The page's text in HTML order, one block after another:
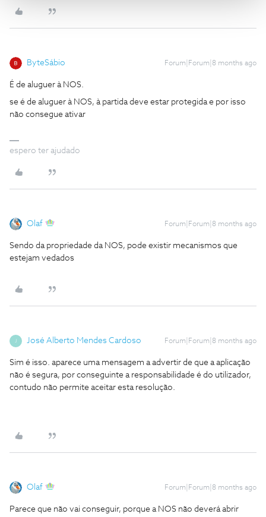
ByteSábio Forum|Forum|8 months ago
É de aluguer à NOS.
se é de aluguer à NOS, à partida deve estar protegida e por isso
não consegue ativar
espero ter ajudado
Olaf Forum|Forum|8 months ago
Sendo da propriedade da NOS, pode existir mecanismos que
estejam vedados
José Alberto Mendes Cardoso Forum|Forum|8 months ago
Sim é isso. aparece uma mensagem a advertir de que a aplicação
não é segura, por conseguinte a responsabilidade é do utilizador,
contudo não permite aceitar esta resolução.
Olaf Forum|Forum|8 months ago
Parece que não vai conseguir, porque a NOS não deverá abrir